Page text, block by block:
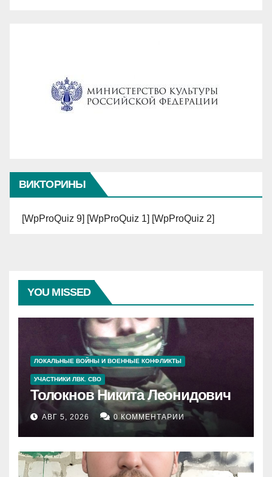
ВИКТОРИНЫ
[WpProQuiz 9] [WpProQuiz 1] [WpProQuiz 2]
YOU MISSED
ЛОКАЛЬНЫЕ ВОЙНЫ И ВОЕННЫЕ КОНФЛИКТЫ
УЧАСТНИКИ ЛВК. СВО
Толокнов Никита Леонидович
АВГ 5, 2026 0 КОММЕНТАРИИ